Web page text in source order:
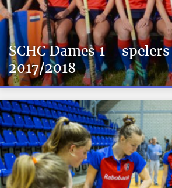
SCHC Dames 1 -
2017/2018